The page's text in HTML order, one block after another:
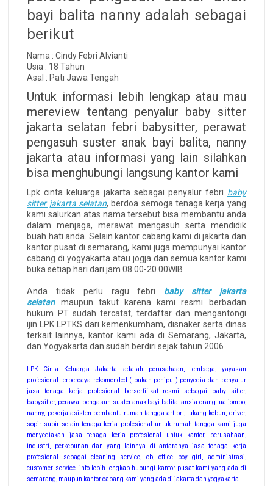
bayi balita nanny adalah sebagai
berikut
Nama : Cindy Febri Alvianti
Usia : 18 Tahun
Asal : Pati Jawa Tengah
Untuk informasi lebih lengkap atau mau
mereview tentang penyalur baby sitter
jakarta selatan febri babysitter, perawat
pengasuh suster anak bayi balita, nanny
jakarta atau informasi yang lain silahkan
bisa menghubungi langsung kantor kami
Lpk cinta keluarga jakarta sebagai penyalur febri baby
sitter jakarta selatan, berdoa semoga tenaga kerja yang
kami salurkan atas nama tersebut bisa membantu anda
dalam menjaga, merawat mengasuh serta mendidik
buah hati anda. Selain kantor cabang kami di jakarta dan
kantor pusat di semarang, kami juga mempunyai kantor
cabang di yogyakarta atau jogja dan semua kantor kami
buka setiap hari dari jam 08.00-20.00WIB
Anda tidak perlu ragu febri baby sitter jakarta
selatanmaupun takut karena kami resmi berbadan
hukum PT sudah tercatat, terdaftar dan mengantongi
ijin LPK LPTKS dari kemenkumham, disnaker serta dinas
terkait lainnya, kantor kami ada di Semarang, Jakarta,
dan Yogyakarta dan sudah berdiri sejak tahun 2006
LPK Cinta Keluarga Jakarta adalah perusahaan, lembaga, yayasan
profesional terpercaya rekomended ( bukan penipu ) penyedia dan penyalur
jasa tenaga kerja profesional bersertifikat resmi sebagai baby sitter,
babysitter, perawat pengasuh suster anak bayi balita lansia orang tua jompo,
nanny, pekerja asisten pembantu rumah tangga art prt, tukang kebun, driver,
sopir supir selain tenaga kerja profesional untuk rumah tangga kami juga
menyediakan jasa tenaga kerja profesional untuk kantor, perusahaan,
industri, perkebunan dan yang lainnya di antaranya jasa tenaga kerja
profesional sebagai cleaning service, ob, office boy girl, administrasi,
customer service. info lebih lengkap hubungi kantor pusat kami yang ada di
semarang, maupun kantor cabang kami yang ada di jakarta dan yogyakarta.